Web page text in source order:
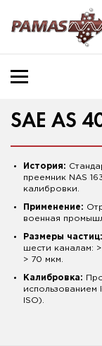
SAE AS
История:
преемник NAS
калибровки.
Применение:
военная
Размеры частиц:
шести каналам:
> 70 мкм.
Калибровка:
использованием
ISO).